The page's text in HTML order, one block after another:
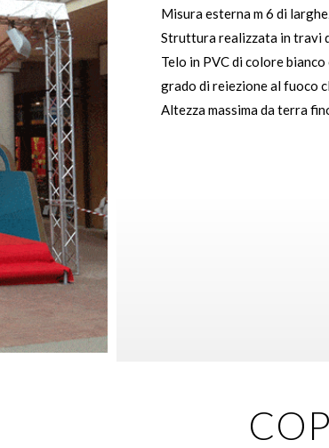
Misura esterna m 6 di
Struttura realizzata in travi
Telo in PVC di colore bianco
grado di reiezione al fuoco
Altezza massima da terra